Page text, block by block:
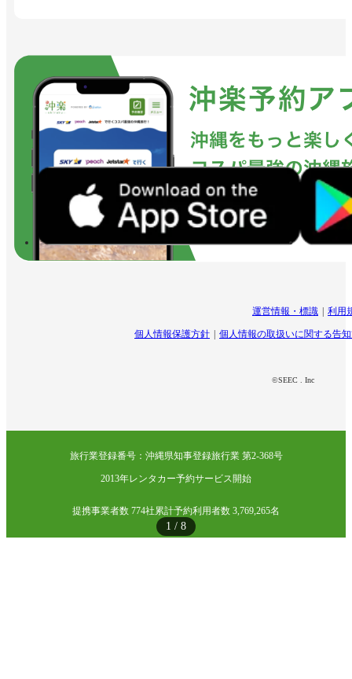
1 / 8
運営情報・標識 利用
個人情報保護方針 個人情報の取扱いに関する告
©SEEC . Inc
旅行業登録番号：沖縄県知事登録旅行業 第2-368号
2013年レンタカー予約サービス開始
提携事業者数 774社累計予約利用者数 3,769,265名